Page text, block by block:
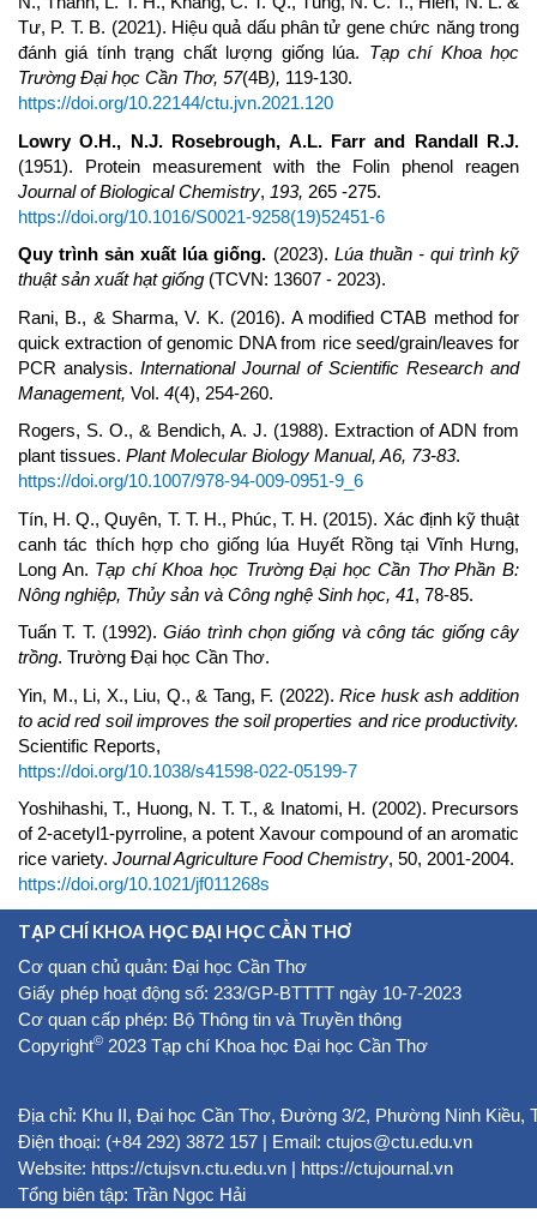
Tư, P. T. B. (2021). Hiệu quả dấu phân tử gene chức năng trong
đánh giá tính trạng chất lượng giống lúa. Tạp chí Khoa học
Trường Đại học Cần Thơ, 57(4B), 119-130.
https://doi.org/10.22144/ctu.jvn.2021.120
Lowry O.H., N.J. Rosebrough, A.L. Farr and Randall R.J.
(1951). Protein measurement with the Folin phenol reagen
Journal of Biological Chemistry, 193, 265 -275.
https://doi.org/10.1016/S0021-9258(19)52451-6
Quy trình sản xuất lúa giống. (2023). Lúa thuần - qui trình kỹ
thuật sản xuất hạt giống (TCVN: 13607 - 2023).
Rani, B., & Sharma, V. K. (2016). A modified CTAB method for
quick extraction of genomic DNA from rice seed/grain/leaves for
PCR analysis. International Journal of Scientific Research and
Management, Vol. 4(4), 254-260.
Rogers, S. O., & Bendich, A. J. (1988). Extraction of ADN from
plant tissues. Plant Molecular Biology Manual, A6, 73-83.
https://doi.org/10.1007/978-94-009-0951-9_6
Tín, H. Q., Quyên, T. T. H., Phúc, T. H. (2015). Xác định kỹ thuật
canh tác thích hợp cho giống lúa Huyết Rồng tại Vĩnh Hưng,
Long An. Tạp chí Khoa học Trường Đại học Cần Thơ Phần B:
Nông nghiệp, Thủy sản và Công nghệ Sinh học, 41, 78-85.
Tuấn T. T. (1992).Giáo trình chọn giống và công tác giống cây
trồng. Trường Đại học Cần Thơ.
Yin, M., Li, X., Liu, Q., & Tang, F. (2022).Rice husk ash addition
to acid red soil improves the soil properties and rice productivity.
Scientific Reports,
https://doi.org/10.1038/s41598-022-05199-7
Yoshihashi, T., Huong, N. T. T., & Inatomi, H. (2002). Precursors
of 2-acetyl1-pyrroline, a potent Xavour compound of an aromatic
rice variety. Journal Agriculture Food Chemistry, 50, 2001-2004.
https://doi.org/10.1021/jf011268s
TẠP CHÍ KHOA HỌC ĐẠI HỌC CẦN THƠ
Cơ quan chủ quản: Đại học Cần Thơ
Giấy phép hoạt động số: 233/GP-BTTTT ngày 10-7-2023
Cơ quan cấp phép: Bộ Thông tin và Truyền thông
Copyright© 2023 Tạp chí Khoa học Đại học Cần Thơ
Địa chỉ: Khu II, Đại học Cần Thơ, Đường 3/2, Phường Ninh Kiều,
Điện thoại: (+84 292) 3872 157 | Email: ctujos@ctu.edu.vn
Website: https://ctujsvn.ctu.edu.vn | https://ctujournal.vn
Tổng biên tập: Trần Ngọc Hải